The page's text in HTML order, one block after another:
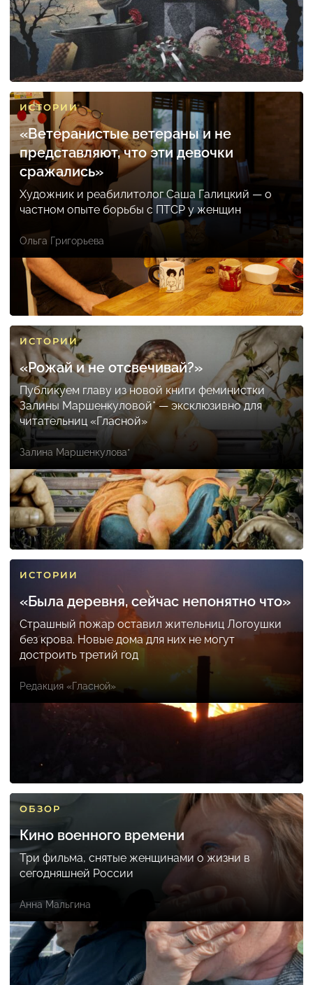
ИСТОРИИ
«Ветеранистые ветераны и не
представляют, что эти девочки
сражались»
Художник и реабилитолог Саша Галицкий — о
частном опыте борьбы с ПТСР у женщин
Ольга Григорьева
ИСТОРИИ
«Рожай и не отсвечивай?»
Публикуем главу из новой книги феминистки
Залины Маршенкуловой* — эксклюзивно для
читательниц «Гласной»
Залина Маршенкулова*
ИСТОРИИ
«Была деревня, сейчас непонятно что»
Страшный пожар оставил жительниц Логоушки
без крова. Новые дома для них не могут
достроить третий год
Редакция «Гласной»
ОБЗОР
Кино военного времени
Три фильма, снятые женщинами о жизни в
сегодняшней России
Анна Мальгина